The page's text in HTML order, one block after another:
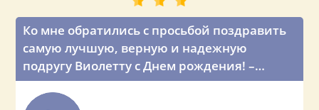
Ко мне обратились с просьбой поздравить
самую лучшую, верную и надежную
подругу Виолетту с Днем рождения! –
голосовое поздравление от главы
государства